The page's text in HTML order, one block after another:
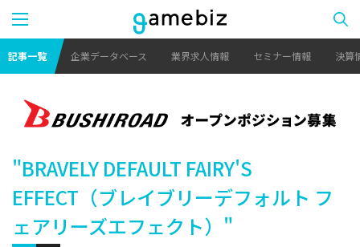
記事一覧 企業データベース 業界求人情報 セミナー情報 決算
"BRAVELY DEFAULT FAIRY'S
EFFECT（ブレイブリーデフォルト フ
ェアリーズエフェクト）"